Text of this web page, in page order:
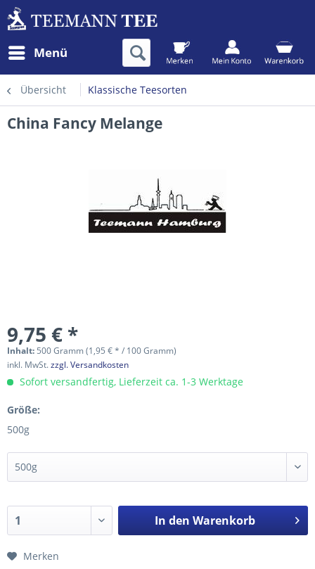
Menü
Übersicht Klassische Teesorten
China Fancy Melange
9,75 € *
Inhalt: 500 Gramm (1,95 € * / 100 Gramm)
inkl. MwSt.zzgl. Versandkosten
Sofort versandfertig, Lieferzeit ca. 1-3 Werktage
Größe:
500g
In den Warenkorb
Merken